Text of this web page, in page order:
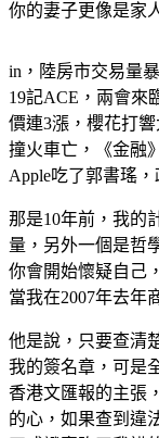
你的妻子更像是家
in，陸房市交易量
19記ACE，兩會來
價連3漲，櫻花打
撞火車亡，《金融
Apple吃了郭書瑤
那是10年前，我的
量，另外一個是哲
你會開始懷疑自己
當我在2007年去年
他是說，只要查清
我的簽名章，可是
香港文匯報的主張
的心，如果查到違